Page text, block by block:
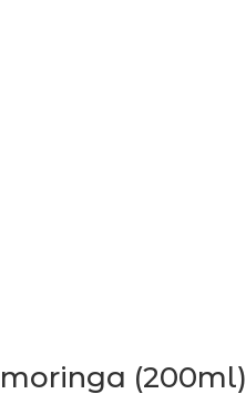
(200ml)